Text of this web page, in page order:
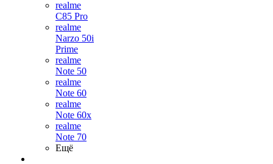
realme
C85 Pro
realme
Narzo 50i
Prime
realme
Note 50
realme
Note 60
realme
Note 60x
realme
Note 70
Ещё